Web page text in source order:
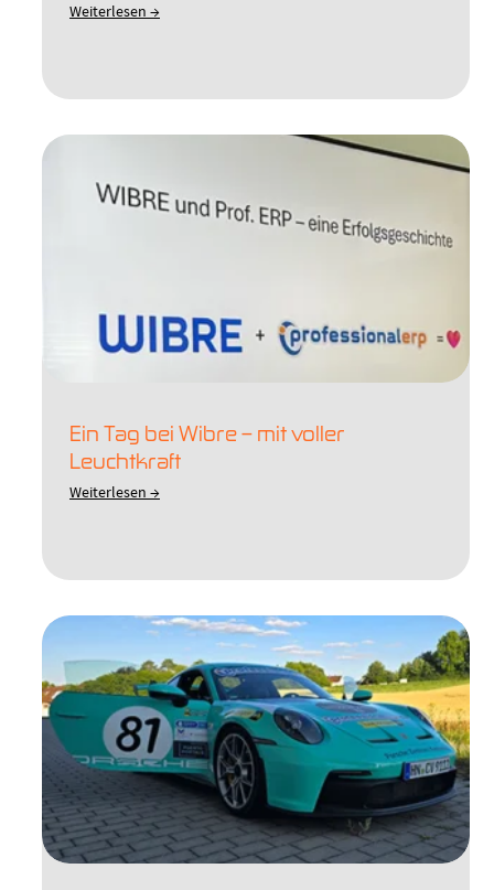
Weiterlesen →
Ein Tag bei Wibre – mit voller
Leuchtkraft
Weiterlesen →